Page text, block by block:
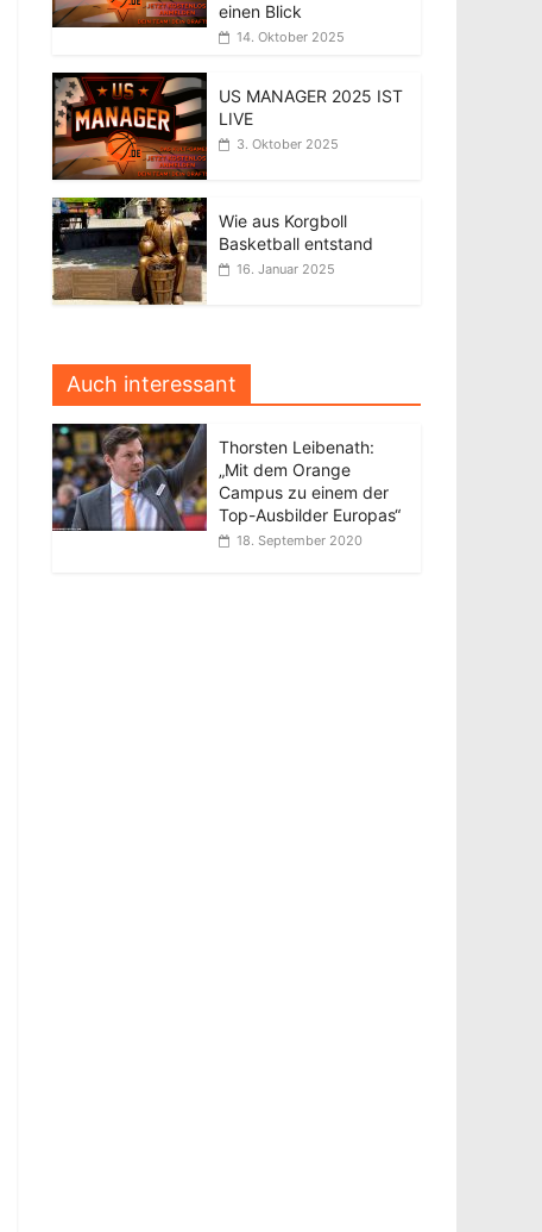
einen Blick
14. Oktober 2025
US MANAGER 2025 IST
LIVE
3. Oktober 2025
Wie aus Korgboll
Basketball entstand
16. Januar 2025
Auch interessant
Thorsten Leibenath:
„Mit dem Orange
Campus zu einem der
Top-Ausbilder Europas“
18. September 2020